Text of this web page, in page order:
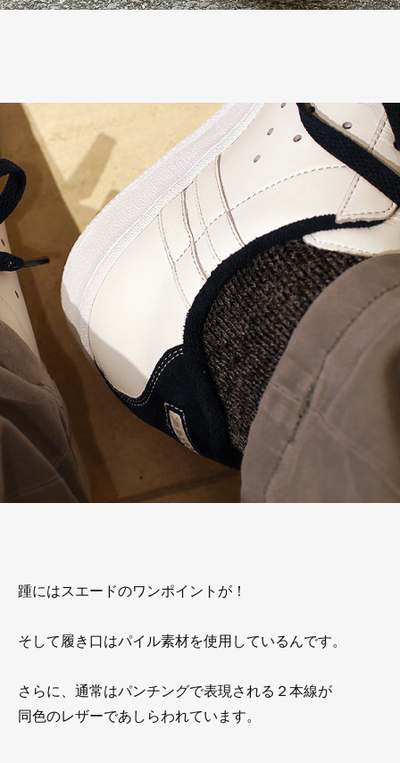
踵にはスエードのワンポイントが！
そして履き口はパイル素材を使用しているんです。
さらに、通常はパンチングで表現される２本線が
同色のレザーであしらわれています。